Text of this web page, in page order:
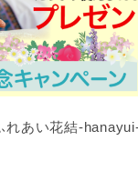
あい花結-hanayui-